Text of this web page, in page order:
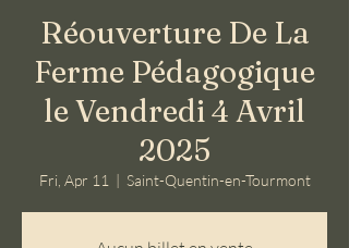
Réouverture De La
Ferme Pédagogique
le Vendredi 4 Avril
2025
Fri, Apr 11
  |
Saint-Quentin-en-Tourmont